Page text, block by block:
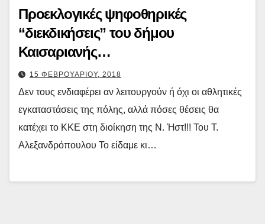
Προεκλογικές ψηφοθηρικές
“διεκδικήσεις” του δήμου
Καισαριανής…
15 ΦΕΒΡΟΥΑΡΙΟΥ, 2018
Δεν τους ενδιαφέρει αν λειτουργούν ή όχι οι αθλητικές
εγκαταστάσεις της πόλης, αλλά πόσες θέσεις θα
κατέχει το ΚΚΕ στη διοίκηση της Ν. Ήστ!!! Του Τ.
Αλεξανδρόπουλου Το είδαμε κι…